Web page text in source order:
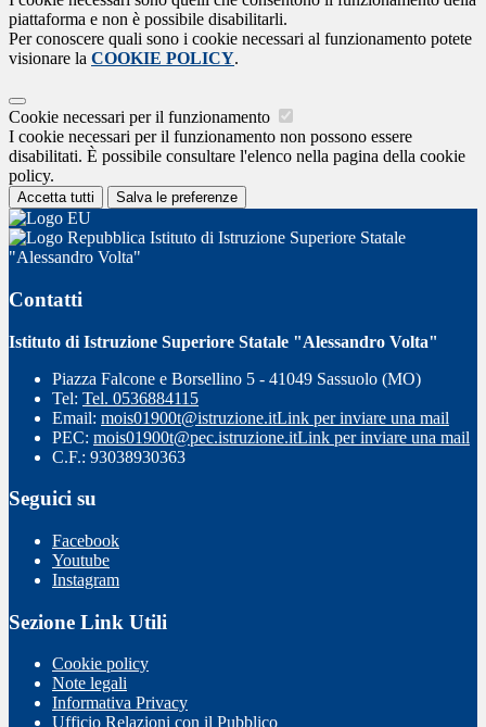
piattaforma e non è possibile disabilitarli.
Per conoscere quali sono i cookie necessari al funzionamento potete
visionare la COOKIE POLICY.
Cookie necessari per il funzionamento
I cookie necessari per il funzionamento non possono essere
disabilitati. È possibile consultare l'elenco nella pagina della cookie
policy.
Accetta tutti Salva le preferenze
Istituto di Istruzione Superiore Statale
"Alessandro Volta"
Contatti
Istituto di Istruzione Superiore Statale "Alessandro Volta"
Piazza Falcone e Borsellino 5 - 41049 Sassuolo (MO)
Tel: Tel. 0536884115
Email: mois01900t@istruzione.itLink per inviare una mail
PEC: mois01900t@pec.istruzione.itLink per inviare una mail
C.F.: 93038930363
Seguici su
Facebook
Youtube
Instagram
Sezione Link Utili
Cookie policy
Note legali
Informativa Privacy
Ufficio Relazioni con il Pubblico